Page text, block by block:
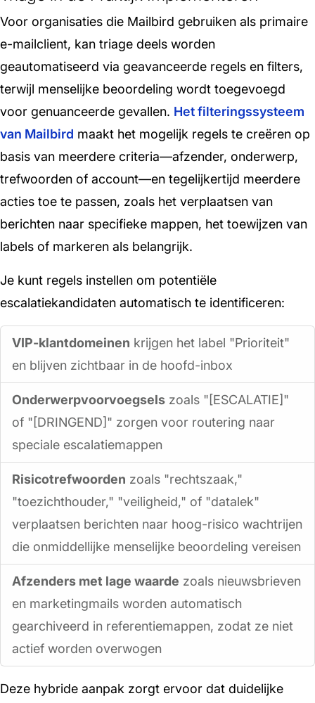
Voor organisaties die Mailbird gebruiken als primaire
e-mailclient, kan triage deels worden
geautomatiseerd via geavanceerde regels en filters,
terwijl menselijke beoordeling wordt toegevoegd
voor genuanceerde gevallen. Het filteringssysteem
van Mailbird maakt het mogelijk regels te creëren op
basis van meerdere criteria—afzender, onderwerp,
trefwoorden of account—en tegelijkertijd meerdere
acties toe te passen, zoals het verplaatsen van
berichten naar specifieke mappen, het toewijzen van
labels of markeren als belangrijk.
Je kunt regels instellen om potentiële
escalatiekandidaten automatisch te identificeren:
VIP-klantdomeinen krijgen het label "Prioriteit"
en blijven zichtbaar in de hoofd-inbox
Onderwerpvoorvoegsels zoals "[ESCALATIE]"
of "[DRINGEND]" zorgen voor routering naar
speciale escalatiemappen
Risicotrefwoorden zoals "rechtszaak,"
"toezichthouder," "veiligheid," of "datalek"
verplaatsen berichten naar hoog-risico wachtrijen
die onmiddellijke menselijke beoordeling vereisen
Afzenders met lage waarde zoals nieuwsbrieven
en marketingmails worden automatisch
gearchiveerd in referentiemappen, zodat ze niet
actief worden overwogen
Deze hybride aanpak zorgt ervoor dat duidelijke